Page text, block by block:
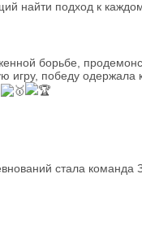
найти подход к
борьбе,
игру, победу одержала
стала команда